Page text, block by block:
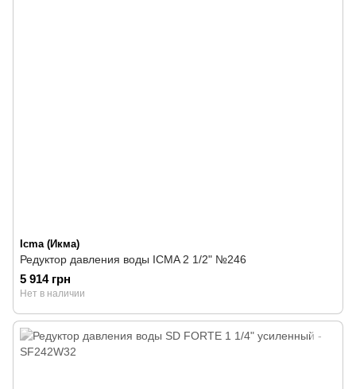
Icma (Икма)
Редуктор давления воды ICMA 2 1/2" №246
5 914 грн
Нет в наличии